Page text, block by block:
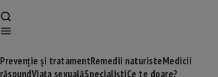
Prevenție și tratamentRemedii naturisteMedicii
răspundViața sexualăSpecialiștiCe te doare?